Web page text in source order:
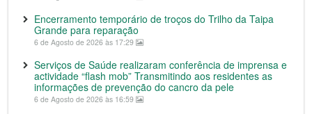
Encerramento temporário de troços do Trilho da Taipa
Grande para reparação
6 de Agosto de 2026 às 17:29
Serviços de Saúde realizaram conferência de imprensa e
actividade “flash mob” Transmitindo aos residentes as
informações de prevenção do cancro da pele
6 de Agosto de 2026 às 16:59